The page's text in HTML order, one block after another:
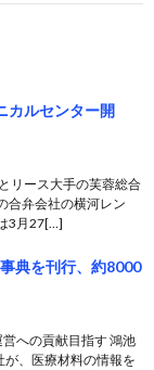
カルセンター開
リース大手の芙蓉総合
合弁会社の横河レン
3月27[…]
典を刊行、約8000
への貢献目指す 鴻池
、医療材料の情報を